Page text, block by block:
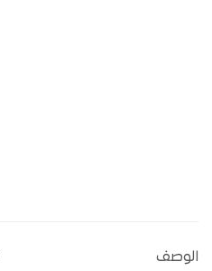
الوصف